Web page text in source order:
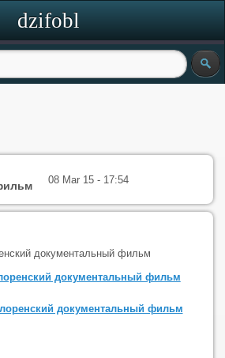
dzifobl
08 Mar 15 - 17:54
документальный фильм
документальный фильм